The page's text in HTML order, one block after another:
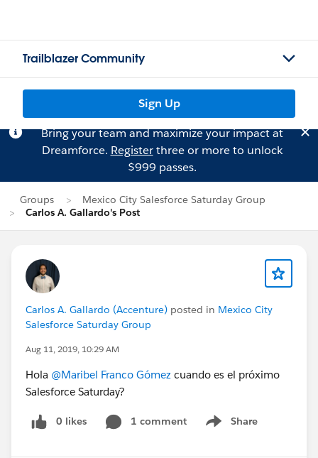
Trailblazer Community
Sign Up
Bring your team and maximize your impact at
Dreamforce. Registerthree or more to unlock
$999 passes.
Groups
Mexico City Salesforce Saturday Group
Carlos A. Gallardo's Post
Carlos A. Gallardo (Accenture) posted in Mexico City
Salesforce Saturday Group
Aug 11, 2019, 10:29 AM
Hola @Maribel Franco Gómez cuando es el próximo
Salesforce Saturday?
0 likes 1 comment Share
Show menu